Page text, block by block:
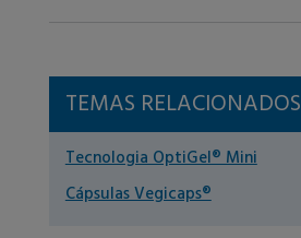
TEMAS RELACIONADOS
Tecnologia OptiGel® Mini
Cápsulas Vegicaps®